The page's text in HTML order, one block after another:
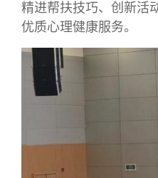
精进帮扶技巧、创新活
优质心理健康服务。